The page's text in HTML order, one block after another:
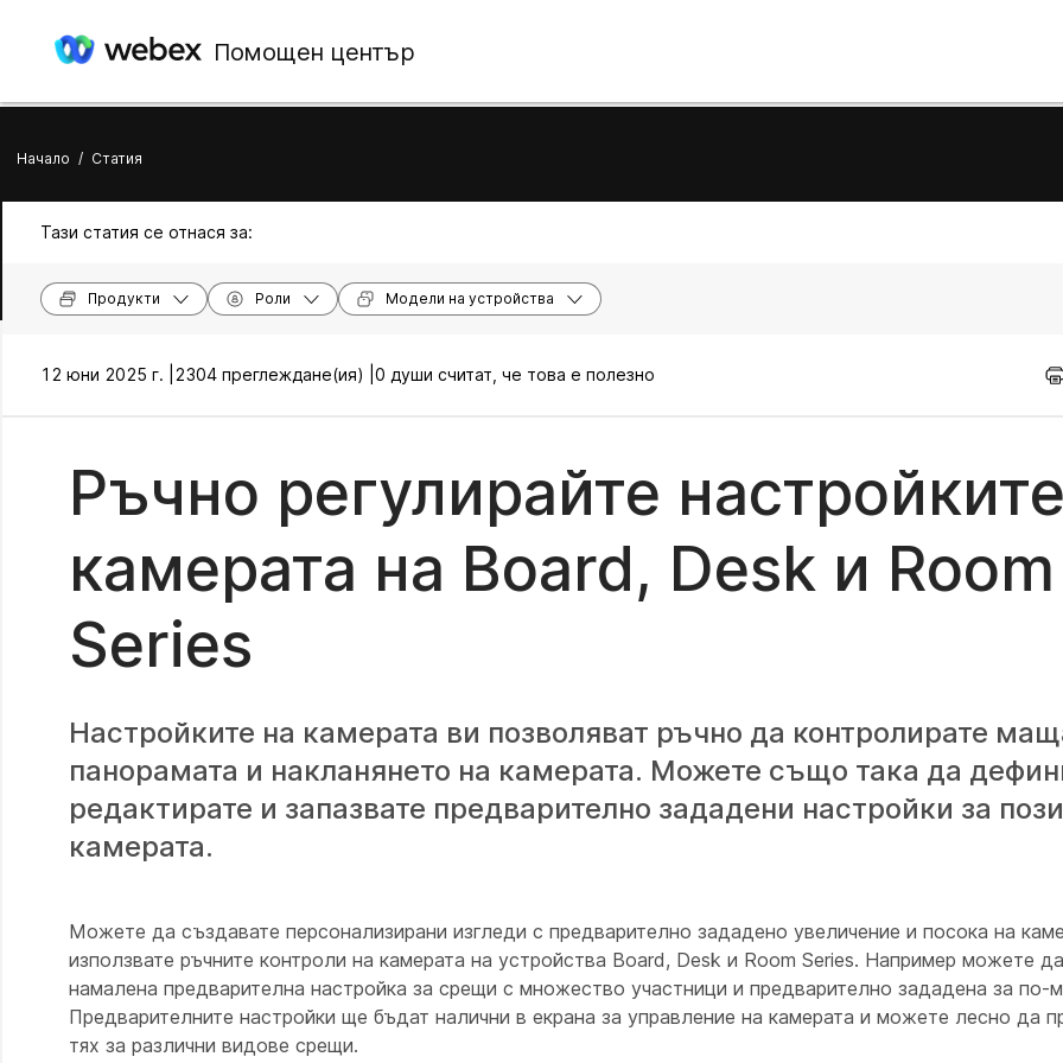
Помощен център
Начало / Статия
Тази статия се отнася за:
Продукти Роли Модели на устройства
12 юни 2025 г. | 2304 преглеждане(ия) | 0 души считат, че това е полезно
Ръчно регулирайте
камерата на Board, Desk и Room
Series
Настройките на камерата ви позволяват ръчно да контролирате
панорамата и накланянето на камерата. Можете също така да
редактирате и запазвате предварително зададени настройки за
камерата.
Можете да създавате персонализирани изгледи с предварително зададено увеличение и посока на
използвате ръчните контроли на камерата на устройства Board, Desk и Room Series. Например можете
намалена предварителна настройка за срещи с множество участници и предварително зададена за по-
Предварителните настройки ще бъдат налични в екрана за управление на камерата и можете лесно да
тях за различни видове срещи.